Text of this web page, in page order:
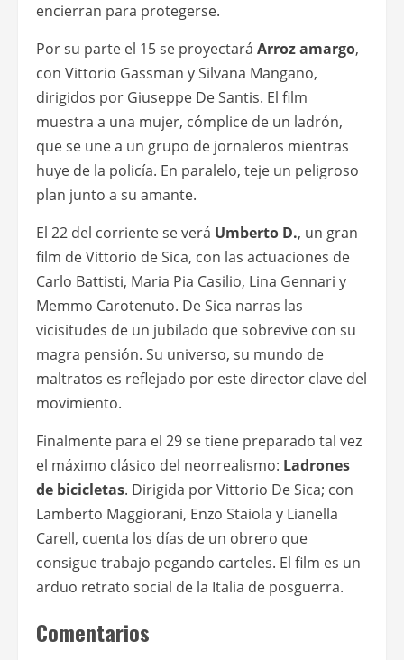
encierran para protegerse.
Por su parte el 15 se proyectará Arroz amargo,
con Vittorio Gassman y Silvana Mangano,
dirigidos por Giuseppe De Santis. El film
muestra a una mujer, cómplice de un ladrón,
que se une a un grupo de jornaleros mientras
huye de la policía. En paralelo, teje un peligroso
plan junto a su amante.
El 22 del corriente se verá Umberto D., un gran
film de Vittorio de Sica, con las actuaciones de
Carlo Battisti, Maria Pia Casilio, Lina Gennari y
Memmo Carotenuto. De Sica narras las
vicisitudes de un jubilado que sobrevive con su
magra pensión. Su universo, su mundo de
maltratos es reflejado por este director clave del
movimiento.
Finalmente para el 29 se tiene preparado tal vez
el máximo clásico del neorrealismo: Ladrones
de bicicletas. Dirigida por Vittorio De Sica; con
Lamberto Maggiorani, Enzo Staiola y Lianella
Carell, cuenta los días de un obrero que
consigue trabajo pegando carteles. El film es un
arduo retrato social de la Italia de posguerra.
Comentarios